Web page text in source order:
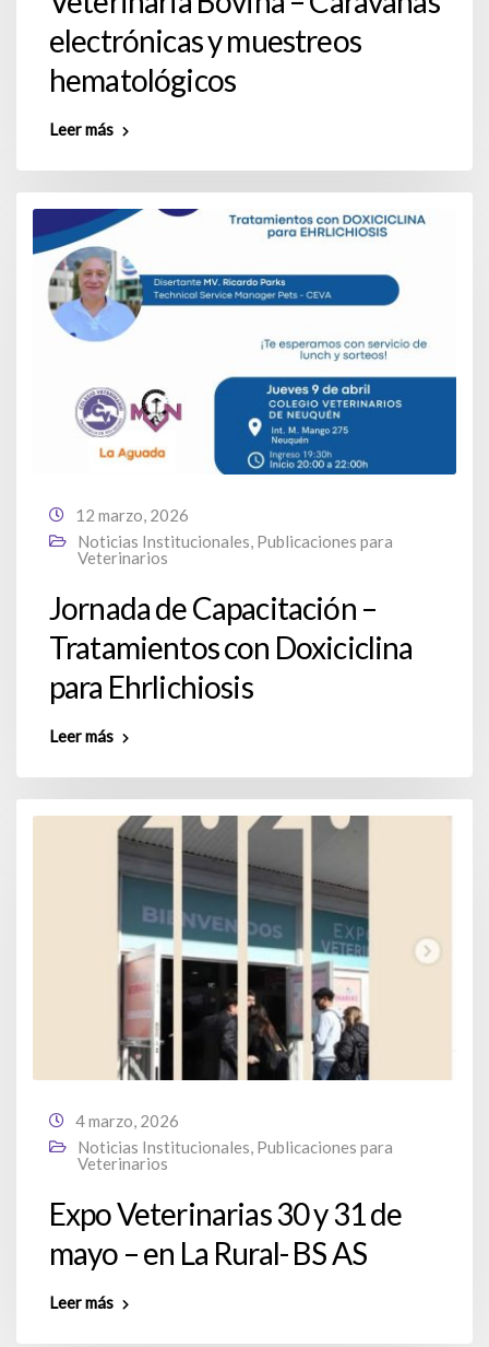
electrónicas y muestreos
hematológicos
Leer más
12 marzo, 2026
Noticias Institucionales, Publicaciones para
Veterinarios
Jornada de Capacitación –
Tratamientos con Doxiciclina
para Ehrlichiosis
Leer más
4 marzo, 2026
Noticias Institucionales, Publicaciones para
Veterinarios
Expo Veterinarias 30 y 31 de
mayo – en La Rural- BS AS
Leer más